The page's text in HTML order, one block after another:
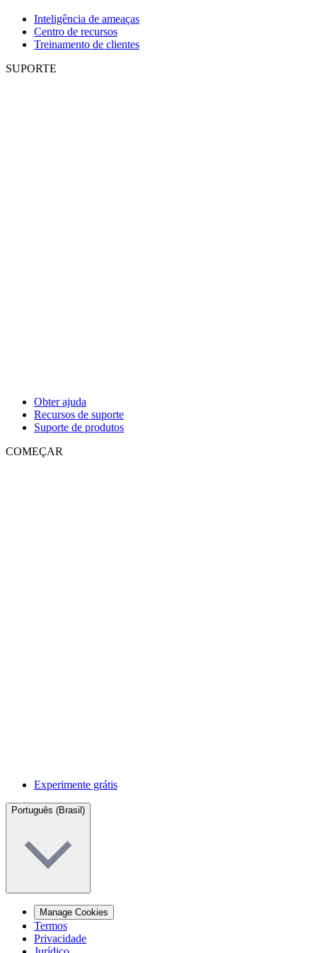
Inteligência de ameaças
Centro de recursos
Treinamento de clientes
SUPORTE
Obter ajuda
Recursos de suporte
Suporte de produtos
COMEÇAR
Experimente grátis
Português (Brasil)
Manage Cookies
Termos
Privacidade